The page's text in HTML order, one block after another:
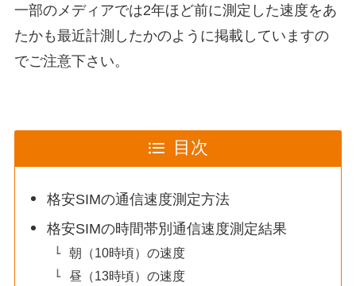
一部のメディアでは2年ほど前に測定した速度をあ
たかも最近計測したかのように掲載していますの
でご注意下さい。
目次
格安SIMの通信速度測定方法
格安SIMの時間帯別通信速度測定結果
朝（10時頃）の速度
昼（13時頃）の速度